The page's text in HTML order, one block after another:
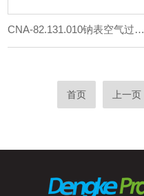
CNA-82.131.010钠表空气过滤器
首页 上一页